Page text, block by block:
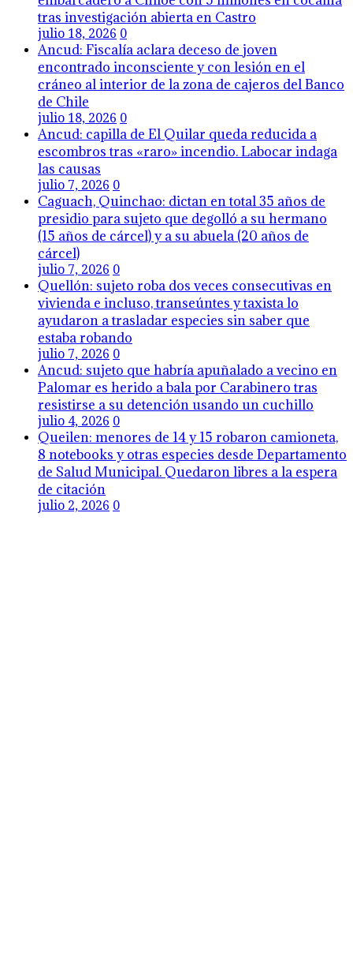
tras investigación abierta en Castro
julio 18, 2026 0
Ancud: Fiscalía aclara deceso de joven
encontrado inconsciente y con lesión en el
cráneo al interior de la zona de cajeros del Banco
de Chile
julio 18, 2026 0
Ancud: capilla de El Quilar queda reducida a
escombros tras «raro» incendio. Labocar indaga
las causas
julio 7, 2026 0
Caguach, Quinchao: dictan en total 35 años de
presidio para sujeto que degolló a su hermano
(15 años de cárcel) y a su abuela (20 años de
cárcel)
julio 7, 2026 0
Quellón: sujeto roba dos veces consecutivas en
vivienda e incluso, transeúntes y taxista lo
ayudaron a trasladar especies sin saber que
estaba robando
julio 7, 2026 0
Ancud: sujeto que habría apuñalado a vecino en
Palomar es herido a bala por Carabinero tras
resistirse a su detención usando un cuchillo
julio 4, 2026 0
Queilen: menores de 14 y 15 robaron camioneta,
8 notebooks y otras especies desde Departamento
de Salud Municipal. Quedaron libres a la espera
de citación
julio 2, 2026 0